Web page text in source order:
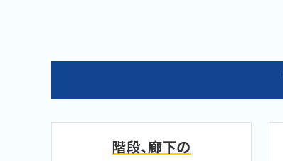
階段、廊下の